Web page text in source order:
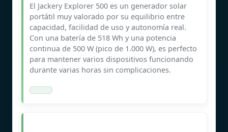
El Jackery Explorer 500 es un generador solar
portátil muy valorado por su equilibrio entre
capacidad, facilidad de uso y autonomía real.
Con una batería de 518 Wh y una potencia
continua de 500 W (pico de 1.000 W), es perfecto
para mantener varios dispositivos funcionando
durante varias horas sin complicaciones.